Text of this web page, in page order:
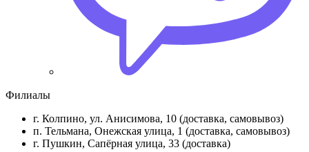
Филиалы
г. Колпино, ул. Анисимова, 10 (доставка, самовывоз)
п. Тельмана, Онежская улица, 1 (доставка, самовывоз)
г. Пушкин, Сапёрная улица, 33 (доставка)